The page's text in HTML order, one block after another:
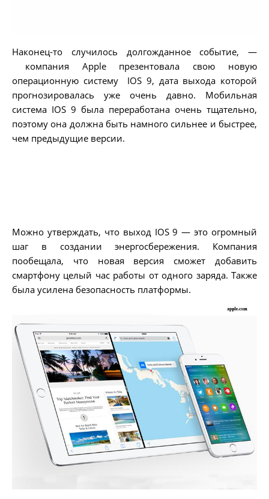
Наконец-то случилось долгожданное событие, —
компания Apple презентовала свою новую
операционную систему IOS 9, дата выхода которой
прогнозировалась уже очень давно. Мобильная
система IOS 9 была переработана очень тщательно,
поэтому она должна быть намного сильнее и быстрее,
чем предыдущие версии.
Можно утверждать, что выход IOS 9 — это огромный
шаг в создании энергосбережения. Компания
пообещала, что новая версия сможет добавить
смартфону целый час работы от одного заряда. Также
была усилена безопасность платформы.